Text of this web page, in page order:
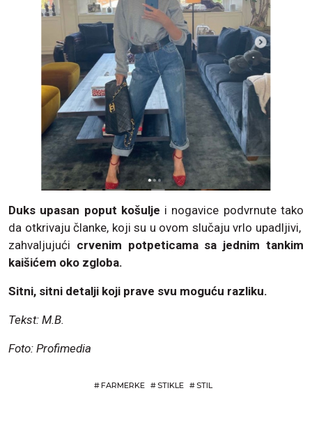
Duks upasan poput košulje i nogavice podvrnute tako
da otkrivaju članke, koji su u ovom slučaju vrlo upadljivi,
zahvaljujući crvenim potpeticama sa jednim tankim
kaišićem oko zgloba.
Sitni, sitni detalji koji prave svu moguću razliku.
Tekst: M.B.
Foto: Profimedia
#FARMERKE # STIKLE # STIL